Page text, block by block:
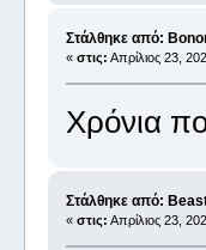
Στάλθηκε από:
« στις: Απρίλιος 23,
Χρόνια
Στάλθηκε από:
« στις: Απρίλιος 23,